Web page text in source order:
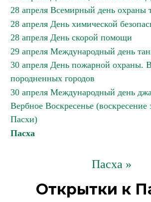
28 апреля Всемирный день охраны
28 апреля День химической
28 апреля День скорой помощи
29 апреля Международный день
30 апреля День пожарной охраны.
породненных городов
30 апреля Международный день
Вербное Воскресенье (воскресение
Пасхи)
Пасха
Пасха »
Открытки к